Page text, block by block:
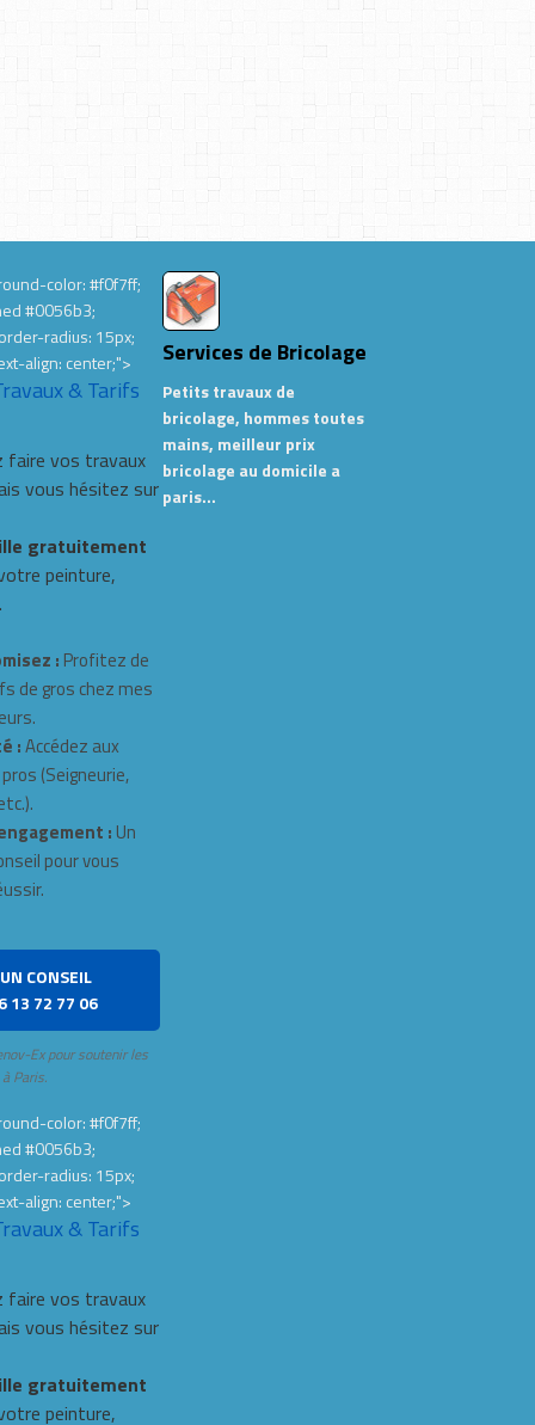
Services de Bricolage
Petits travaux de
bricolage, hommes toutes
mains, meilleur prix
bricolage au domicile a
paris…
color: #f0f7ff;
#0056b3;
radius: 15px;
align: center;">
& Tarifs
faire vos travaux
vous hésitez sur
gratuitement
peinture,
: Profitez de
de gros chez mes
:Accédez aux
(Seigneurie,
: Un
pour vous
CONSEIL
13 72 77 06
Ex pour soutenir les
Paris.
color: #f0f7ff;
#0056b3;
radius: 15px;
align: center;">
& Tarifs
faire vos travaux
vous hésitez sur
gratuitement
peinture,